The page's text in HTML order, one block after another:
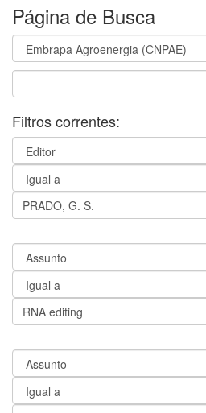
Página de Busca
Filtros correntes: